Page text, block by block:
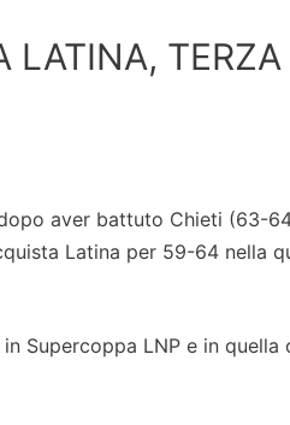
LATINA,
aver battuto Chieti (63-
Latina per 59-64 nella
Supercoppa LNP e in quella